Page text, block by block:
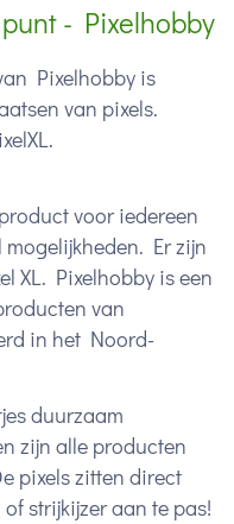
- Pixelhobby
Pixelhobby is
van pixels.
voor iedereen
Er zijn
XL. Pixelhobby is een
van
in het Noord-
duurzaam
zijn alle producten
pixels zitten direct
strijkijzer aan te pas!